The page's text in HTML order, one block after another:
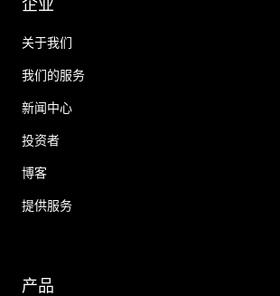
企业
关于我们
我们的服务
新闻中心
投资者
博客
提供服务
产品